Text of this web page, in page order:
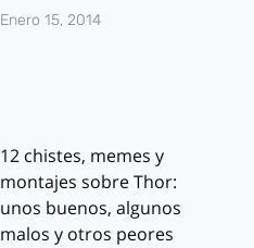
Enero 15, 2014
12 chistes, memes y
montajes sobre Thor:
unos buenos, algunos
malos y otros peores